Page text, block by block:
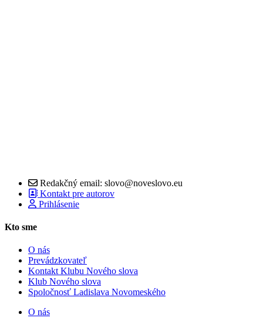
Redakčný email: slovo@noveslovo.eu
Kontakt pre autorov
Prihlásenie
Kto sme
O nás
Prevádzkovateľ
Kontakt Klubu Nového slova
Klub Nového slova
Spoločnosť Ladislava Novomeského
O nás